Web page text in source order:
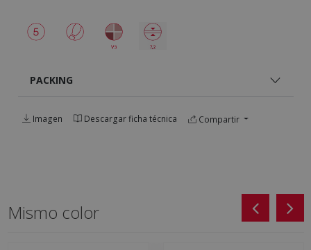
PACKING
Imagen Descargar ficha técnica Compartir
Mismo color